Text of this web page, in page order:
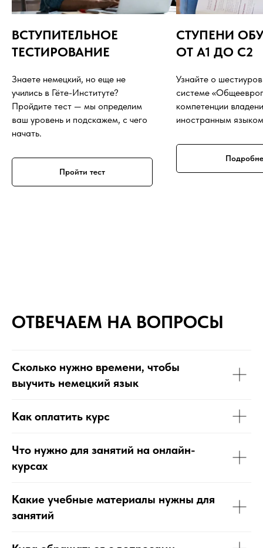
Объем курса
ВСТУПИТЕЛЬНОЕ
ТЕСТИРОВАНИЕ
Знаете немецкий, но еще не
учились в Гёте-Институте?
Пройдите тест — мы определим
ваш уровень и подскажем, с чего
начать.
Пройти тест
СТУПЕНИ
ОТ A1 ДО C2
Узнайте о
системе
компетенции
иностранным
ОТВЕЧАЕМ НА ВОПРОСЫ
Сколько нужно времени, чтобы
выучить немецкий язык
Как оплатить курс
Что нужно для занятий на онлайн-
курсах
Какие учебные материалы нужны для
занятий